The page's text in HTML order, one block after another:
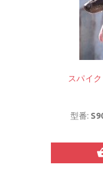
スパイ
型番: